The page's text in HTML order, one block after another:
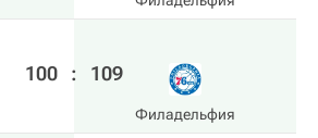
100 : 109
Филадельфия